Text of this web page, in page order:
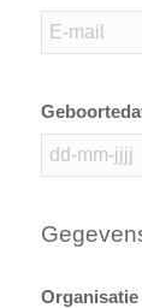
Organisatie